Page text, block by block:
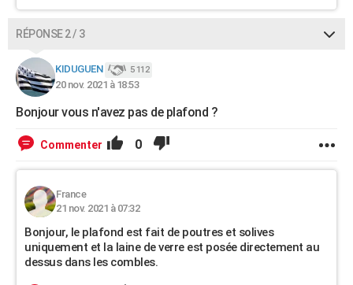
RÉPONSE 2 / 3
KIDUGUEN 5 112
20 nov. 2021 à 18:53
Bonjour vous n'avez pas de plafond ?
Commenter 0
France
21 nov. 2021 à 07:32
Bonjour, le plafond est fait de poutres et solives
uniquement et la laine de verre est posée directement au
dessus dans les combles.